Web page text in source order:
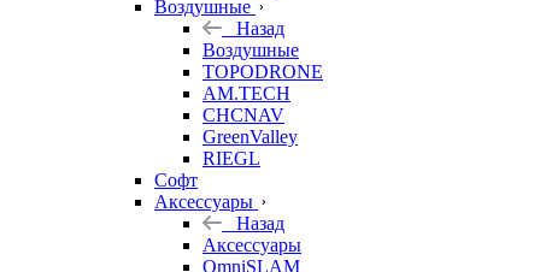
Воздушные
Назад
Воздушные
TOPODRONE
AM.TECH
CHCNAV
GreenValley
RIEGL
Софт
Аксессуары
Назад
Аксессуары
OmniSLAM